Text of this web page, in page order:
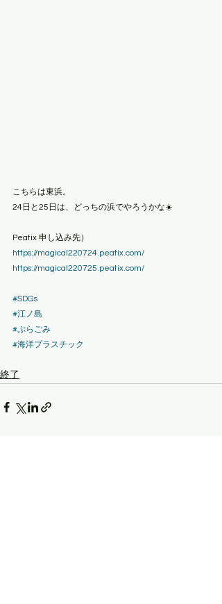
こちらは東浜。
24日と25日は、どっちの浜でやろうかな☀️
Peatix 申し込み先）
https://magical220724.peatix.com/
https://magical220725.peatix.com/
#SDGs
#江ノ島
#ぷらごみ
#海洋プラスチック
終了